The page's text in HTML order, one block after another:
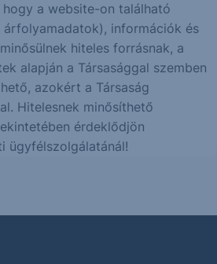
a website-on található
információk és
hiteles forrásnak, a
alapján a Társasággal szemben
azokért a Társaság
Hitelesnek minősíthető
érdeklődjön
ügyfélszolgálatánál!